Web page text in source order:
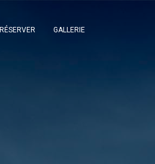
RÉSERVER GALLERIE